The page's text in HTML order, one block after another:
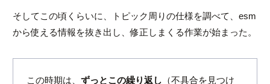
そしてこの頃くらいに、トピック周りの仕様を調べて、esm
から使える情報を抜き出し、修正しまくる作業が始まった。
この時期は、ずっとこの繰り返し （不具合を見つけ